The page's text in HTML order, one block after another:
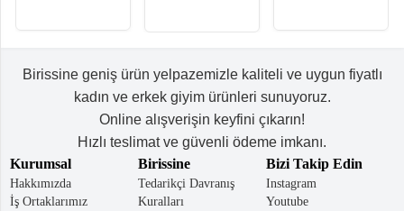
Birissine geniş ürün yelpazemizle kaliteli ve uygun fiyatlı
kadın ve erkek giyim ürünleri sunuyoruz.
Online alışverişin keyfini çıkarın!
Hızlı teslimat ve güvenli ödeme imkanı.
Kurumsal
Hakkımızda
İş Ortaklarımız
Birissine
Tedarikçi Davranış
Kuralları
Bizi Takip Edin
Instagram
Youtube